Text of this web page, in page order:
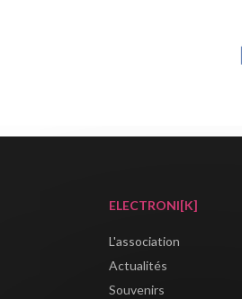
ELECTRONI[K]
L'association
Actualités
Souvenirs